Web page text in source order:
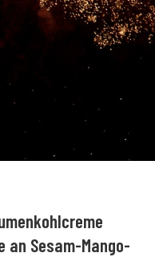
Sesam-Mango-